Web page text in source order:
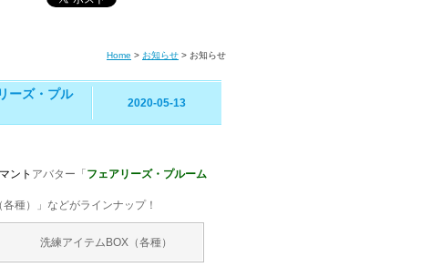
Home > お知らせ > お知らせ
ーズ・プル
2020-05-13
ント アバター「 フェアリーズ・プルーム
各種）」などがラインナップ！
洗練アイテムBOX（各種）